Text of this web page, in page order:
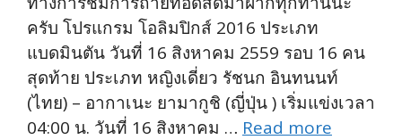
ครับ โปรแกรม โอลิมปิกส์ 2016 ประเภท
แบดมินตัน วันที่ 16 สิงหาคม 2559 รอบ 16 คน
สุดท้าย ประเภท หญิงเดี่ยว รัชนก อินทนนท์
(ไทย) – อากาเนะ ยามากูชิ (ญี่ปุ่น ) เริ่มแข่งเวลา
04:00 น. วันที่ 16 สิงหาคม … Read more